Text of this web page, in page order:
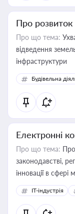
Про розвиток
Про що тема:
відведення
інфраструктури
Будівельна
Електронні
Про що тема:
законодавстві,
інновації в сфері
IT-індустрія